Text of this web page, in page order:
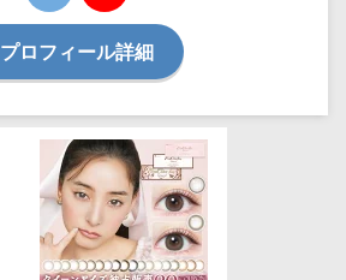
プロフィール詳細